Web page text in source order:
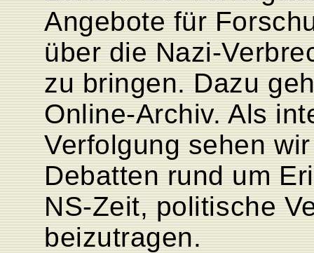
Angebote für
über die Nazi-
zu bringen. Dazu
Online-Archiv. Als
Verfolgung sehen
Debatten rund um
NS-Zeit, politische
beizutragen.